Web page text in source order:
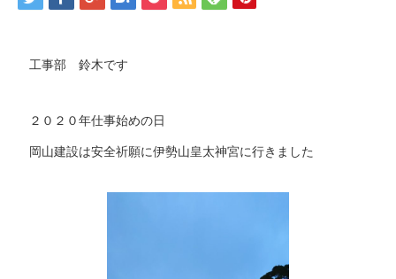
工事部 鈴木です
２０２０年仕事始めの日
岡山建設は安全祈願に伊勢山皇太神宮に行きました